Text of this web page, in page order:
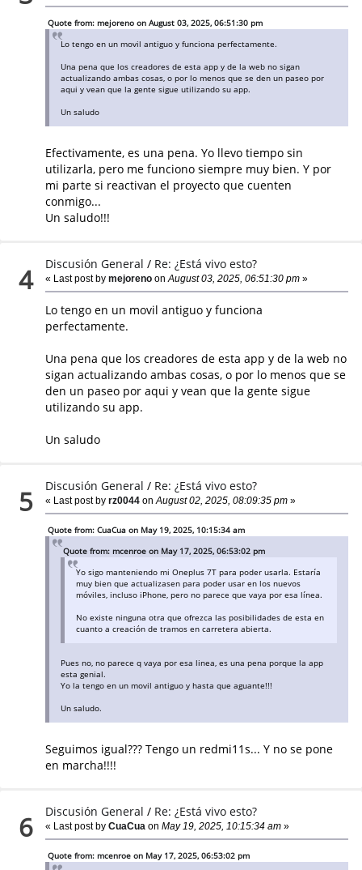
Quote from: mejoreno on August 03, 2025, 06:51:30 pm
Lo tengo en un movil antiguo y funciona perfectamente.
Una pena que los creadores de esta app y de la web no sigan
actualizando ambas cosas, o por lo menos que se den un paseo por
aqui y vean que la gente sigue utilizando su app.
Un saludo
Efectivamente, es una pena. Yo llevo tiempo sin
utilizarla, pero me funciono siempre muy bien. Y por
mi parte si reactivan el proyecto que cuenten
conmigo...
Un saludo!!!
4 Discusión General / Re: ¿Está vivo esto?
« Last post bymejoreno on August 03, 2025, 06:51:30 pm »
Lo tengo en un movil antiguo y funciona
perfectamente.
Una pena que los creadores de esta app y de la web no
sigan actualizando ambas cosas, o por lo menos que se
den un paseo por aqui y vean que la gente sigue
utilizando su app.
Un saludo
5 Discusión General / Re: ¿Está vivo esto?
« Last post byrz0044 on August 02, 2025, 08:09:35 pm »
Quote from: CuaCua on May 19, 2025, 10:15:34 am
Quote from: mcenroe on May 17, 2025, 06:53:02 pm
Yo sigo manteniendo mi Oneplus 7T para poder usarla. Estaría
muy bien que actualizasen para poder usar en los nuevos
móviles, incluso iPhone, pero no parece que vaya por esa línea.
No existe ninguna otra que ofrezca las posibilidades de esta en
cuanto a creación de tramos en carretera abierta.
Pues no, no parece q vaya por esa linea, es una pena porque la app
esta genial.
Yo la tengo en un movil antiguo y hasta que aguante!!!
Un saludo.
Seguimos igual??? Tengo un redmi11s... Y no se pone
en marcha!!!!
6 Discusión General / Re: ¿Está vivo esto?
« Last post byCuaCua on May 19, 2025, 10:15:34 am »
Quote from: mcenroe on May 17, 2025, 06:53:02 pm